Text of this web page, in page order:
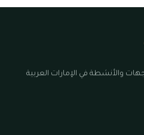
والأنشطة في الإمارات العربية